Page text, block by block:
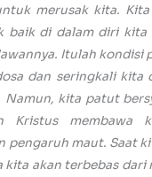
merusak kita. Kita
baik di dalam diri kita
Itulah kondisi
dan seringkali kita
Namun, kita patut
Kristus membawa
pengaruh maut. Saat
kita akan terbebas dari